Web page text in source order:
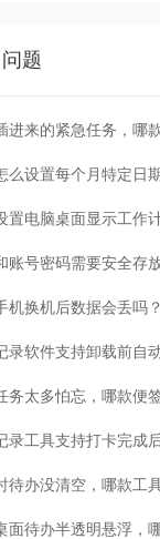
题
么设置每个月特定日
置电脑桌面显示工作
务太多怕忘，哪款便
待办没清空，哪款工
面待办半透明悬浮，